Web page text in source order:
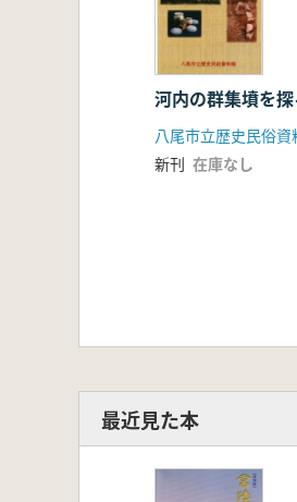
河内の群集墳を探
新刊 在庫なし
最近見た本